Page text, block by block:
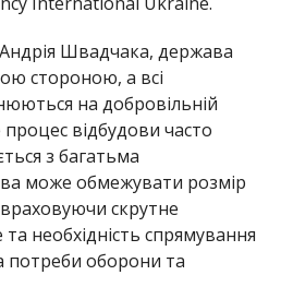
Швадчака, держава
стороною, а всі
на добровільній
відбудови часто
з багатьма
може обмежувати розмір
скрутне
необхідність спрямування
оборони та